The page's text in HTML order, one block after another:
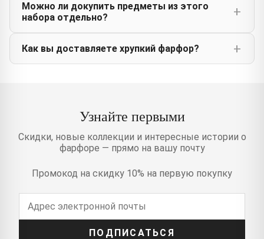
Можно ли докупить предметы из этого
набора отдельно?
Как вы доставляете хрупкий фарфор?
Узнайте первыми
Скидки, новые коллекции и интересные истории о
фарфоре — прямо на вашу почту
Промокод на скидку 10% на первую покупку
ПОДПИСАТЬСЯ